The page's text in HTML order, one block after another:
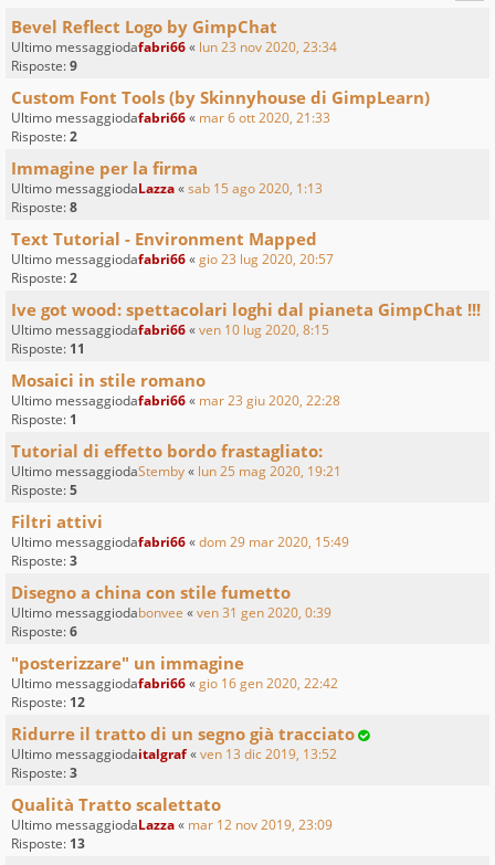
Bevel Reflect Logo by GimpChat
Ultimo messaggiodafabri66« lun 23 nov 2020, 23:34
Risposte:9
Custom Font Tools (by Skinnyhouse di GimpLearn)
Ultimo messaggiodafabri66« mar 6 ott 2020, 21:33
Risposte:2
Immagine per la firma
Ultimo messaggiodaLazza«sab 15 ago 2020, 1:13
Risposte:8
Text Tutorial - Environment Mapped
Ultimo messaggiodafabri66«gio 23 lug 2020, 20:57
Risposte:2
Ive got wood: spettacolari loghi dal pianeta GimpChat !!!
Ultimo messaggiodafabri66«ven 10 lug 2020, 8:15
Risposte: 11
Mosaici in stile romano
Ultimo messaggiodafabri66« mar 23 giu 2020, 22:28
Risposte: 1
Tutorial di effetto bordo frastagliato:
Ultimo messaggiodaStemby« lun 25 mag 2020, 19:21
Risposte:5
Filtri attivi
Ultimo messaggiodafabri66«dom 29 mar 2020, 15:49
Risposte:3
Disegno a china con stile fumetto
Ultimo messaggiodabonvee «ven 31 gen 2020, 0:39
Risposte:6
"posterizzare" un immagine
Ultimo messaggiodafabri66«gio 16 gen 2020, 22:42
Risposte: 12
Ridurre il tratto di un segno già tracciato
Ultimo messaggiodaitalgraf«ven 13 dic 2019, 13:52
Risposte:3
Qualità Tratto scalettato
Ultimo messaggiodaLazza« mar 12 nov 2019, 23:09
Risposte: 13